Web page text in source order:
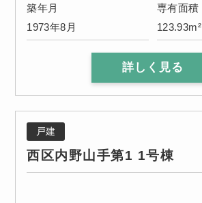
築年月
1973年8月
専有面積
123.93m²
詳しく見る
戸建
西区内野山手第1 1号棟